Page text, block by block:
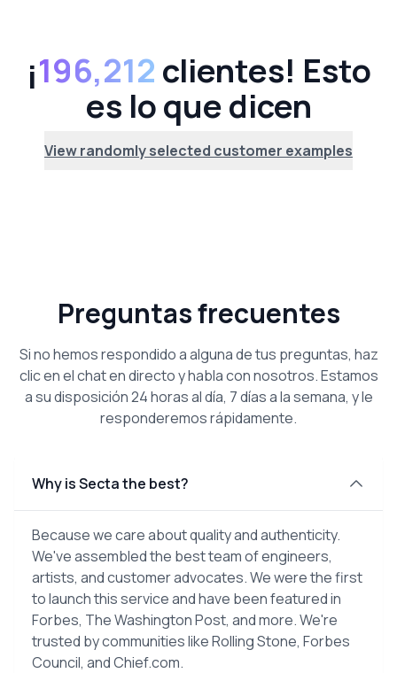
¡196,212 clientes! Esto
es lo que dicen
View randomly selected customer examples
Preguntas frecuentes
Si no hemos respondido a alguna de tus preguntas, haz
clic en el chat en directo y habla con nosotros. Estamos
a su disposición 24 horas al día, 7 días a la semana, y le
responderemos rápidamente.
Why is Secta the best?
Because we care about quality and authenticity.
We've assembled the best team of engineers,
artists, and customer advocates. We were the first
to launch this service and have been featured in
Forbes, The Washington Post, and more. We're
trusted by communities like Rolling Stone, Forbes
Council, and Chief.com.